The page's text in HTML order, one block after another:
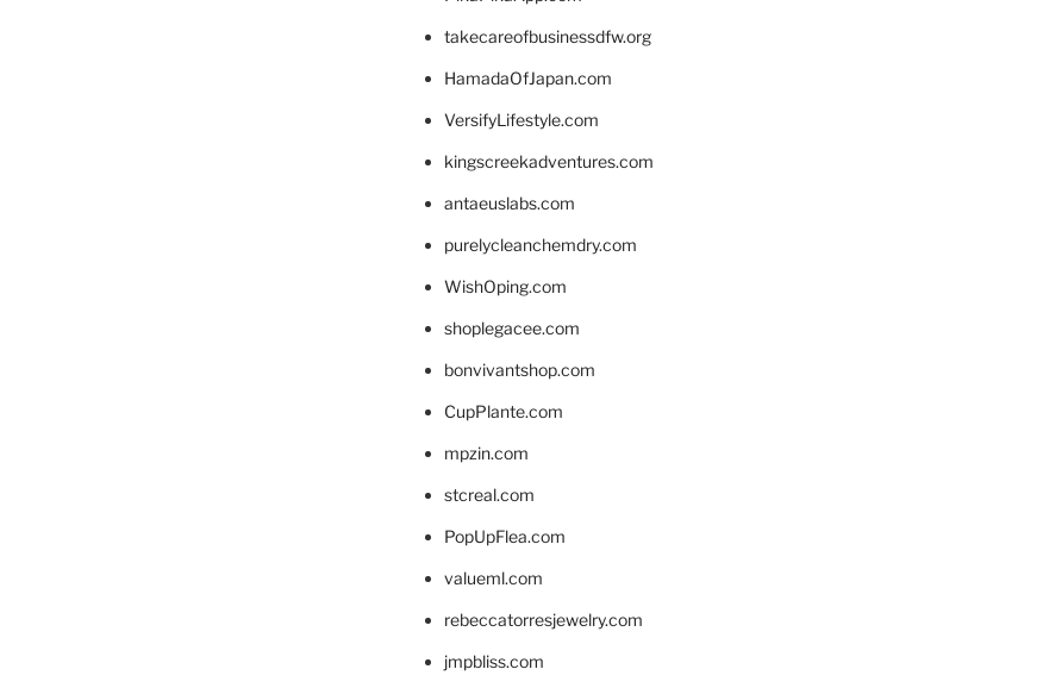
takecareofbusinessdfw.org
HamadaOfJapan.com
VersifyLifestyle.com
kingscreekadventures.com
antaeuslabs.com
purelycleanchemdry.com
WishOping.com
shoplegacee.com
bonvivantshop.com
CupPlante.com
mpzin.com
stcreal.com
PopUpFlea.com
valueml.com
rebeccatorresjewelry.com
jmpbliss.com